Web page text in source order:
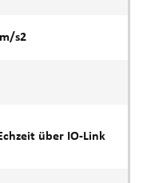
s2
über IO-Link